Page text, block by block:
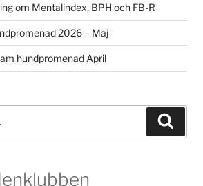
om Mentalindex, BPH och FB-R
2026 – Maj
hundpromenad April